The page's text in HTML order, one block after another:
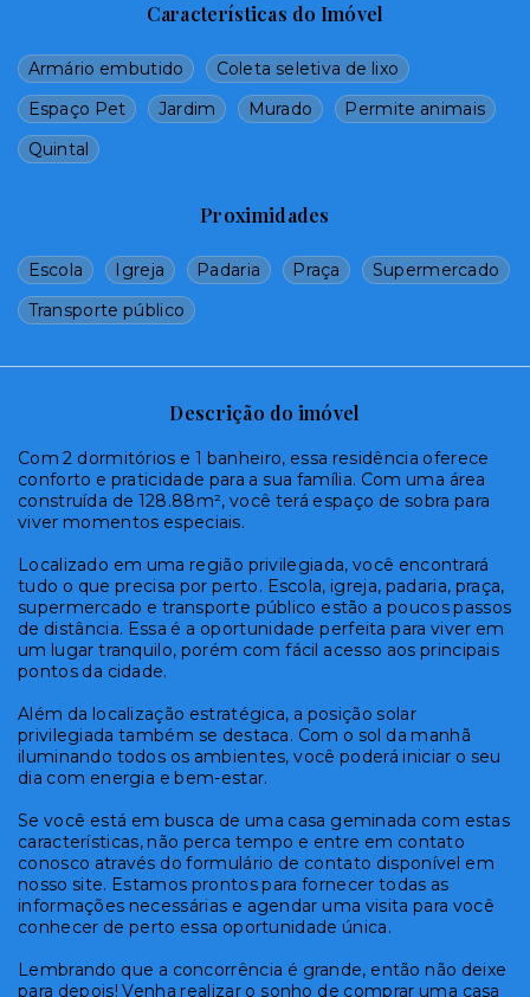
Características do Imóvel
Armário embutido
Coleta seletiva de lixo
Espaço Pet
Jardim Murado
Permite animais
Quintal
Proximidades
Escola Igreja Padaria Praça
Supermercado
Transporte público
Descrição do imóvel
Com 2 dormitórios e 1 banheiro, essa residência oferece
conforto e praticidade para a sua família. Com uma área
construída de 128.88m², você terá espaço de sobra para
viver momentos especiais.
Localizado em uma região privilegiada, você encontrará
tudo o que precisa por perto. Escola, igreja, padaria, praça,
supermercado e transporte público estão a poucos passos
de distância. Essa é a oportunidade perfeita para viver em
um lugar tranquilo, porém com fácil acesso aos principais
pontos da cidade.
Além da localização estratégica, a posição solar
privilegiada também se destaca. Com o sol da manhã
iluminando todos os ambientes, você poderá iniciar o seu
dia com energia e bem-estar.
Se você está em busca de uma casa geminada com estas
características, não perca tempo e entre em contato
conosco através do formulário de contato disponível em
nosso site. Estamos prontos para fornecer todas as
informações necessárias e agendar uma visita para você
conhecer de perto essa oportunidade única.
Lembrando que a concorrência é grande, então não deixe
para depois! Venha realizar o sonho de comprar uma casa